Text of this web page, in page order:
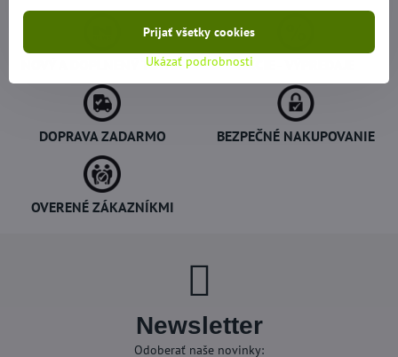
NOVÝ A DOPLNENÝ TOVAR AKCIE - VÝPREDAJE
DOPRAVA ZADARMO BEZPEČNÉ NAKUPOVANIE
OVERENÉ ZÁKAZNÍKMI
Newsletter
Odoberať naše novinky:
Ukázať podrobnosti
Prijať všetky cookies